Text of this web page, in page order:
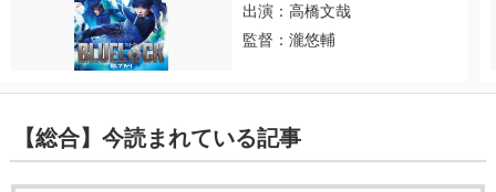
出演：高橋文哉
監督：瀧悠輔
【総合】今読まれている記事